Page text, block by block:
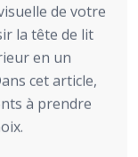
de votre
la tête de lit
en un
cet article,
à prendre